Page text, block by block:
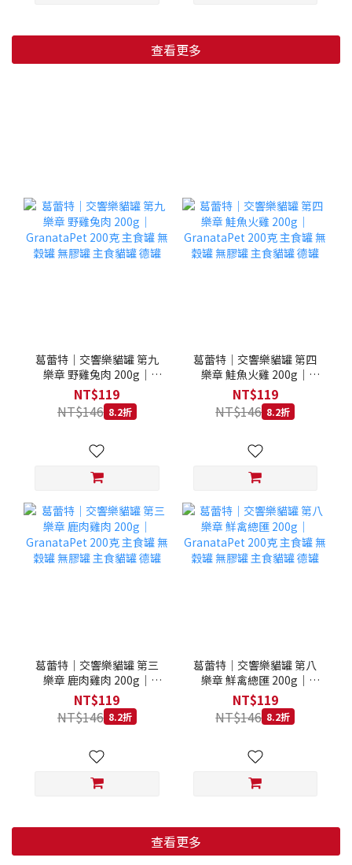
查看更多
葛蕾特｜交響樂貓罐 第九
樂章 野雞兔肉 200g｜
GranataPet 200克 主食罐
無穀罐 無膠罐 主食貓罐 德
罐
NT$119
NT$146 8.2折
葛蕾特｜交響樂貓罐 第四
樂章 鮭魚火雞 200g｜
GranataPet 200克 主食罐
無穀罐 無膠罐 主食貓罐 德
罐
NT$119
NT$146 8.2折
葛蕾特｜交響樂貓罐 第三
樂章 鹿肉雞肉 200g｜
GranataPet 200克 主食罐
無穀罐 無膠罐 主食貓罐 德
罐
NT$119
NT$146 8.2折
葛蕾特｜交響樂貓罐 第八
樂章 鮮禽總匯 200g｜
GranataPet 200克 主食罐
無穀罐 無膠罐 主食貓罐 德
罐
NT$119
NT$146 8.2折
查看更多